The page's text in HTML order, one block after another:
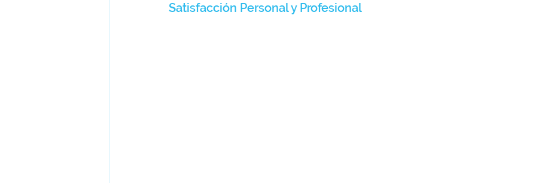
Satisfacción Personal y Profesional